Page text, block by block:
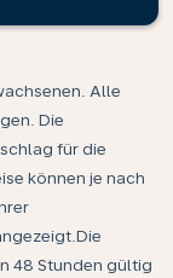
Alle
Die
für die
können je nach
48 Stunden gültig